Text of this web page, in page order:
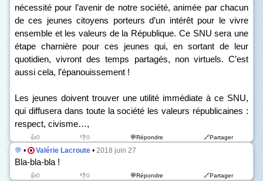
nécessité pour l’avenir de notre société, animée par chacun
de ces jeunes citoyens porteurs d’un intérêt pour le vivre
ensemble et les valeurs de la République. Ce SNU sera une
étape charnière pour ces jeunes qui, en sortant de leur
quotidien, vivront des temps partagés, non virtuels. C’est
aussi cela, l’épanouissement !
Les jeunes doivent trouver une utilité immédiate à ce SNU,
qui diffusera dans toute la société les valeurs républicaines :
respect, civisme…,
👍0 👎0 💬Répondre 🔗Partager
💬 • Valérie Lacroute • 2018 juin 27
Bla-bla-bla !
👍0 👎0 💬Répondre 🔗Partager